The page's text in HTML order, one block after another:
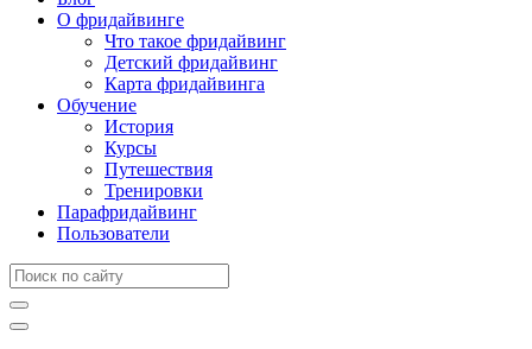
О фридайвинге
Что такое фридайвинг
Детский фридайвинг
Карта фридайвинга
Обучение
История
Курсы
Путешествия
Тренировки
Парафридайвинг
Пользователи